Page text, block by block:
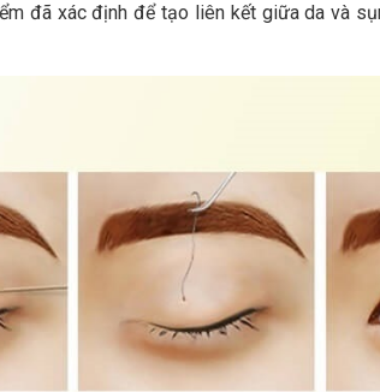
đã xác định để tạo liên kết giữa da và